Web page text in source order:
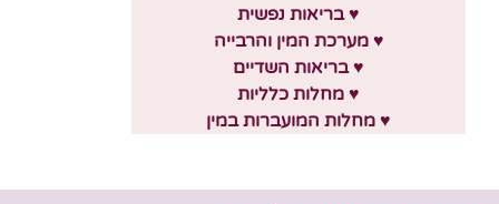
♥ בריאות נפשית
♥ מערכת המין והרבייה
♥ בריאות השדיים
♥ מחלות כלליות
♥ מחלות המועברות במין